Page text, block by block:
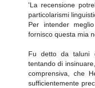
'La recensione
particolarismi
Per intender
fornisco questa mia
Fu detto da taluni
tentando di
comprensiva, che
sufficientemente